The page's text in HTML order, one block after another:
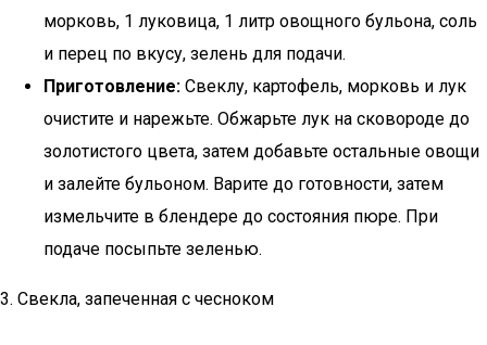
морковь, 1 луковица, 1 литр овощного бульона, соль
и перец по вкусу, зелень для подачи.
Приготовление: Свеклу, картофель, морковь и лук
очистите и нарежьте. Обжарьте лук на сковороде до
золотистого цвета, затем добавьте остальные овощи
и залейте бульоном. Варите до готовности, затем
измельчите в блендере до состояния пюре. При
подаче посыпьте зеленью.
3. Свекла, запеченная с чесноком